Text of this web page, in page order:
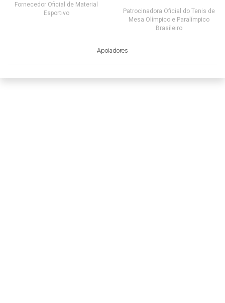
Fornecedor Oficial de Material
Esportivo
Patrocinadora Oficial do Tenis de
Mesa Olímpico e Paralímpico
Brasileiro
Apoiadores